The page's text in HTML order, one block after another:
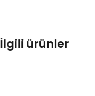
İlgili ürünler